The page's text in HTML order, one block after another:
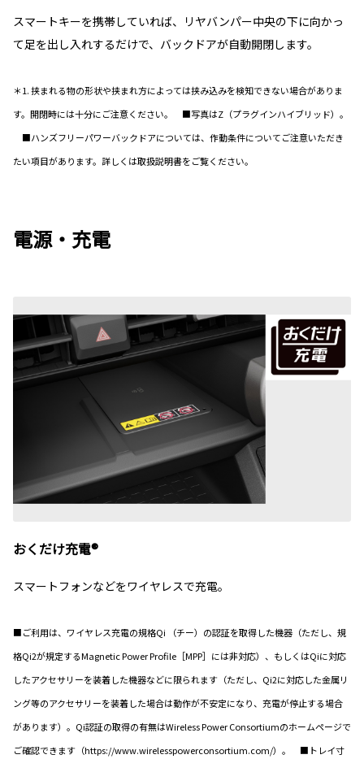
スマートキーを携帯していれば、リヤバンパー中央の下に向かっ
て足を出し入れするだけで、バックドアが自動開閉します。
＊1. 挟まれる物の形状や挟まれ方によっては挟み込みを検知できない場合がありま
す。開閉時には十分にご注意ください。 ■写真はZ（プラグインハイブリッド）。
■ハンズフリーパワーバックドアについては、作動条件についてご注意いただき
たい項目があります。詳しくは取扱説明書をご覧ください。
電源・充電
おくだけ充電®
スマートフォンなどをワイヤレスで充電。
■ご利用は、ワイヤレス充電の規格Qi （チー）の認証を取得した機器（ただし、規
格Qi2が規定するMagnetic Power Profile［MPP］には非対応）、もしくはQiに対応
したアクセサリーを装着した機器などに限られます（ただし、Qi2に対応した金属リ
ング等のアクセサリーを装着した場合は動作が不安定になり、充電が停止する場合
があります）。Qi認証の取得の有無はWireless Power Consortiumのホームページで
ご確認できます（https://www.wirelesspowerconsortium.com/）。 ■トレイ寸